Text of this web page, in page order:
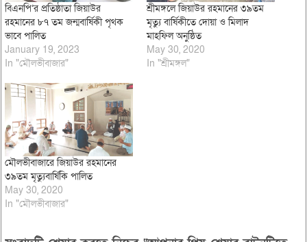
বিএনপি’র প্রতিষ্ঠাতা জিয়াউর
রহমানের ৮৭ তম জন্মবার্ষিকী পৃথক
ভাবে পালিত
January 19, 2023
In "মৌলভীবাজার"
শ্রীমঙ্গলে জিয়াউর রহমানের ৩৯তম
মৃত্যু বার্ষিকীতে দোয়া ও মিলাদ
মাহফিল অনুষ্ঠিত
May 30, 2020
In "শ্রীমঙ্গল"
মৌলভীবাজারে জিয়াউর রহমানের
৩৯তম মৃত্যুবার্ষিকি পালিত
May 30, 2020
In "মৌলভীবাজার"